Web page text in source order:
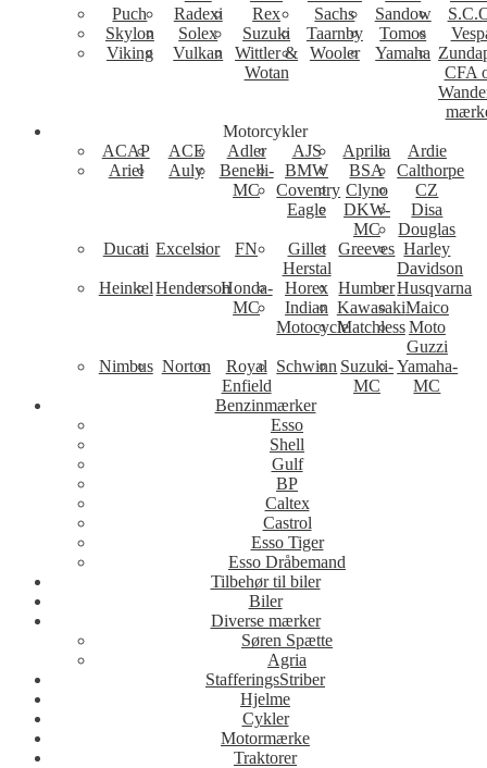
Puch
Radexi Rex Sachs Sandow
Skylon
Solex Suzuki Taarnby Tomos
Viking
Vulkan
Wittler &
Wotan
Wooler Yamaha
CFA
Motorcykler
ACAP
ACE Adler AJS Aprilia
Ardie
Ariel
Auly
Benelli-
MC
BMW BSA
Calthorpe
Coventry
Eagle
Clyno
CZ
DKW-
MC
Disa
Douglas
Ducati Excelsior FN
Gillet
Herstal
Greeves Harley
Davidson
Heinkel HendersonHonda-
MC
Horex HumberHusqvarna
Indian
Motocycle
KawasakiMaico
MatchlessMoto
Guzzi
Nimbus Norton
Royal
Enfield
Schwinn Suzuki-
MC
Yamaha-
MC
Benzinmærker
Esso
Shell
Gulf
BP
Caltex
Castrol
Esso Tiger
Esso Dråbemand
Tilbehør til biler
Biler
Diverse mærker
Søren Spætte
Agria
StafferingsStriber
Hjelme
Cykler
Motormærke
Traktorer